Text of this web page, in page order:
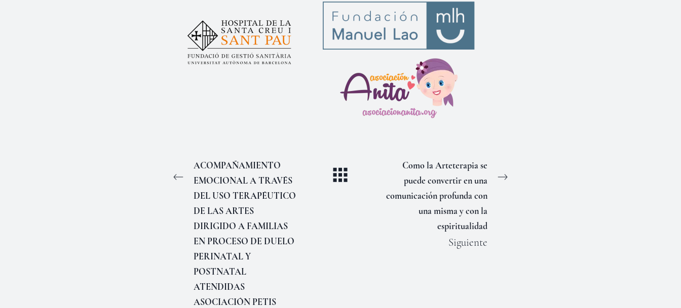
ACOMPAÑAMIENTO
EMOCIONAL A TRAVÉS
DEL USO TERAPÉUTICO
DE LAS ARTES
DIRIGIDO A FAMILIAS
EN PROCESO DE DUELO
PERINATAL Y
POSTNATAL
ATENDIDAS
ASOCIACIÓN PETIS
Como la Arteterapia se
puede convertir en una
comunicación profunda con
una misma y con la
espiritualidad
Siguiente